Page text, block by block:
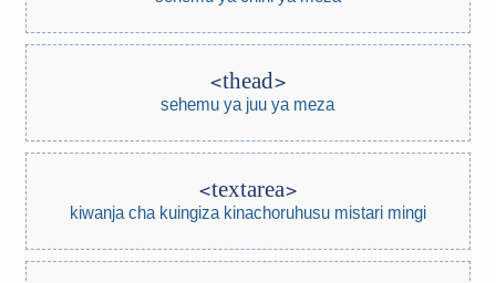
thead
sehemu ya juu ya meza
textarea
kiwanja cha kuingiza kinachoruhusu mistari mingi